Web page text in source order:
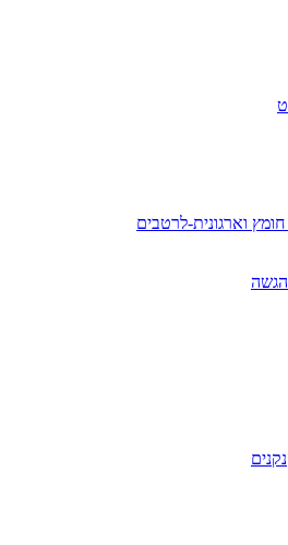
וארגונית-לרטבים
הגשה